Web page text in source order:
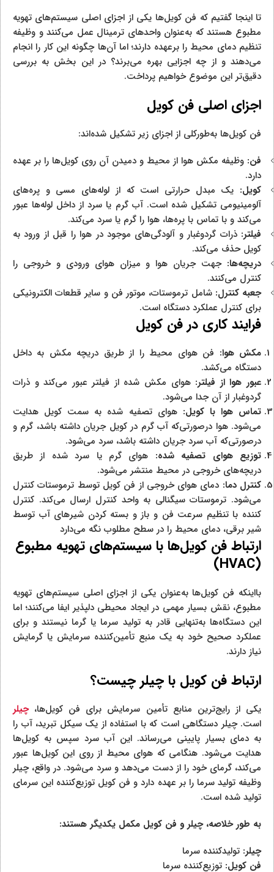
تا اینجا گفتیم که فن کویل‌ها یکی از اجزای اصلی سیستم‌های تهویه
مطبوع هستند که به‌عنوان واحدهای ترمینال عمل می‌کنند و وظیفه
تنظیم دمای محیط را برعهده دارند؛ اما آن‌ها چگونه این کار را انجام
می‌دهند و از چه اجزایی بهره می‌برند؟ در این بخش به بررسی
دقیق‌تر این موضوع خواهیم پرداخت.
اجزای اصلی فن کویل
فن کویل‌ها به‌طورکلی از اجزای زیر تشکیل شده‌اند:
فن: وظیفه مکش هوا از محیط و دمیدن آن روی کویل‌ها را بر عهده
دارد.
کویل: یک مبدل حرارتی است که از لوله‌های مسی و پره‌های
آلومینیومی تشکیل شده است. آب گرم یا سرد از داخل لوله‌ها عبور
می‌کند و با تماس با پره‌ها، هوا را گرم یا سرد می‌کند.
فیلتر:ذرات گردوغبار و آلودگی‌های موجود در هوا را قبل از ورود به
کویل حذف می‌کند.
دریچه‌ها:جهت جریان هوا و میزان هوای ورودی و خروجی را
کنترل می‌کنند.
جعبه کنترل:شامل ترموستات، موتور فن و سایر قطعات الکترونیکی
برای کنترل عملکرد دستگاه است.
فرایند کاری در فن کویل
مکش هوا: فن هوای محیط را از طریق دریچه مکش به داخل
دستگاه می‌کشد.
عبور هوا از فیلتر:هوای مکش شده از فیلتر عبور می‌کند و ذرات
گردوغبار از آن جدا می‌شود.
تماس هوا با کویل:هوای تصفیه شده به سمت کویل هدایت
می‌شود. هوا درصورتی‌که آب گرم در کویل جریان داشته باشد، گرم و
درصورتی‌که آب سرد جریان داشته باشد، سرد می‌شود.
توزیع هوای تصفیه شده: هوای گرم یا سرد شده از طریق
دریچه‌های خروجی در محیط منتشر می‌شود.
کنترل دما: دمای هوای خروجی از فن کویل توسط ترموستات کنترل
می‌شود. ترموستات سیگنالی به واحد کنترل ارسال می‌کند. کنترل
کننده با تنظیم سرعت فن و باز و بسته کردن شیرهای آب توسط
شیر برقی، دمای محیط را در سطح مطلوب نگه می‌دارد
ارتباط فن کویل‌ها با سیستم‌های تهویه مطبوع
(
HVAC
)
بااینکه فن کویل‌ها به‌عنوان یکی از اجزای اصلی سیستم‌های تهویه
مطبوع، نقش بسیار مهمی در ایجاد محیطی دلپذیر ایفا می‌کنند؛ اما
این دستگاه‌ها به‌تنهایی قادر به تولید سرما یا گرما نیستند و برای
عملکرد صحیح خود به یک منبع تأمین‌کننده سرمایش یا گرمایش
نیاز دارند.
ارتباط فن کویل با چیلر چیست؟
یکی از رایج‌ترین منابع تأمین سرمایش برای فن کویل‌ها،چیلر
است. چیلر دستگاهی است که با استفاده از یک سیکل تبرید، آب را
به دمای بسیار پایینی می‌رساند. این آب سرد سپس به کویل‌ها
هدایت می‌شود. هنگامی که هوای محیط از روی این کویل‌ها عبور
می‌کند، گرمای خود را از دست می‌دهد و سرد می‌شود. در واقع، چیلر
وظیفه تولید سرما را بر عهده دارد و فن کویل توزیع‌کننده این سرمای
تولید شده است.
به طور خلاصه، چیلر و فن کویل مکمل یکدیگر هستند:
چیلر: تولیدکننده سرما
فن کویل: توزیع‌کننده سرما